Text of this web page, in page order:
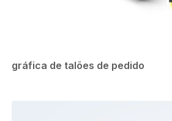
gráfica de talões de pedido